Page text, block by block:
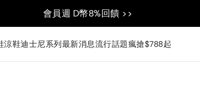
會員週 D幣8%回饋 >>
涼鞋迪士尼系列最新消息流行話題瘋搶$788起